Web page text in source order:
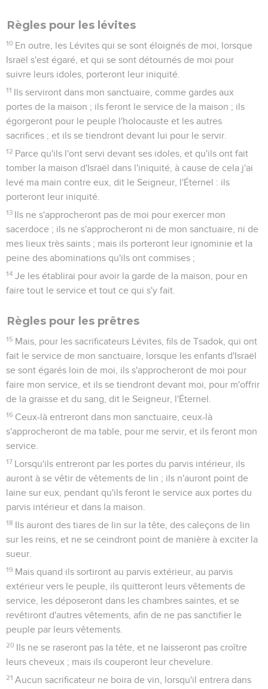
Règles pour les lévites
10 En outre, les Lévites qui se sont éloignés de moi, lorsque
Israël s'est égaré, et qui se sont détournés de moi pour
suivre leurs idoles, porteront leur iniquité.
11 Ils serviront dans mon sanctuaire, comme gardes aux
portes de la maison ; ils feront le service de la maison ; ils
égorgeront pour le peuple l'holocauste et les autres
sacrifices ; et ils se tiendront devant lui pour le servir.
12 Parce qu'ils l'ont servi devant ses idoles, et qu'ils ont fait
tomber la maison d'Israël dans l'iniquité, à cause de cela j'ai
levé ma main contre eux, dit le Seigneur, l'Éternel : ils
porteront leur iniquité.
13 Ils ne s'approcheront pas de moi pour exercer mon
sacerdoce ; ils ne s'approcheront ni de mon sanctuaire, ni de
mes lieux très saints ; mais ils porteront leur ignominie et la
peine des abominations qu'ils ont commises ;
14 Je les établirai pour avoir la garde de la maison, pour en
faire tout le service et tout ce qui s'y fait.
Règles pour les prêtres
15 Mais, pour les sacrificateurs Lévites, fils de Tsadok, qui ont
fait le service de mon sanctuaire, lorsque les enfants d'Israël
se sont égarés loin de moi, ils s'approcheront de moi pour
faire mon service, et ils se tiendront devant moi, pour m'offrir
de la graisse et du sang, dit le Seigneur, l'Éternel.
16 Ceux-là entreront dans mon sanctuaire, ceux-là
s'approcheront de ma table, pour me servir, et ils feront mon
service.
17 Lorsqu'ils entreront par les portes du parvis intérieur, ils
auront à se vêtir de vêtements de lin ; ils n'auront point de
laine sur eux, pendant qu'ils feront le service aux portes du
parvis intérieur et dans la maison.
18 Ils auront des tiares de lin sur la tête, des caleçons de lin
sur les reins, et ne se ceindront point de manière à exciter la
sueur.
19 Mais quand ils sortiront au parvis extérieur, au parvis
extérieur vers le peuple, ils quitteront leurs vêtements de
service, les déposeront dans les chambres saintes, et se
revêtiront d'autres vêtements, afin de ne pas sanctifier le
peuple par leurs vêtements.
20 Ils ne se raseront pas la tête, et ne laisseront pas croître
leurs cheveux ; mais ils couperont leur chevelure.
21 Aucun sacrificateur ne boira de vin, lorsqu'il entrera dans